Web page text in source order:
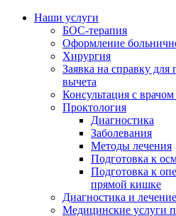
Наши услуги
БОС-терапия
Оформление
Хирургия
Заявка на справку для
вычета
Консультация с
Проктология
Диагностика
Заболевания
Методы лечения
Подготовка к
Подготовка к
прямой кишке
Диагностика и
Медицинские услуги